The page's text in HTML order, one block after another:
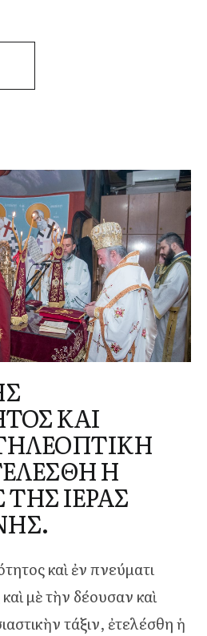
ΚΑΙ
Η
ΙΕΡΑΣ
καὶ ἐν πνεύματι
μὲ τὴν δέουσαν καὶ
τάξιν, ἐτελέσθη ἡ